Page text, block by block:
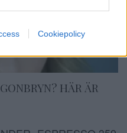
Cookiepolicy
HÄR ÄR